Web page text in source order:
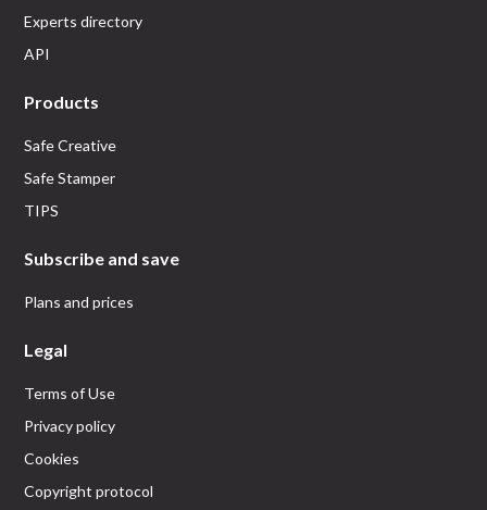
Experts directory
API
Products
Safe Creative
Safe Stamper
TIPS
Subscribe and save
Plans and prices
Legal
Terms of Use
Privacy policy
Cookies
Copyright protocol